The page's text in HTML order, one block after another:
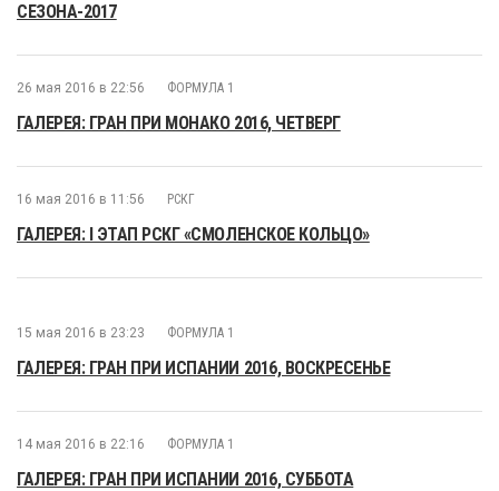
СЕЗОНА-2017
26 мая 2016 в 22:56 ФОРМУЛА 1
ГАЛЕРЕЯ: ГРАН ПРИ МОНАКО 2016, ЧЕТВЕРГ
16 мая 2016 в 11:56 РСКГ
ГАЛЕРЕЯ: I ЭТАП РСКГ «СМОЛЕНСКОЕ КОЛЬЦО»
15 мая 2016 в 23:23 ФОРМУЛА 1
ГАЛЕРЕЯ: ГРАН ПРИ ИСПАНИИ 2016, ВОСКРЕСЕНЬЕ
14 мая 2016 в 22:16 ФОРМУЛА 1
ГАЛЕРЕЯ: ГРАН ПРИ ИСПАНИИ 2016, СУББОТА